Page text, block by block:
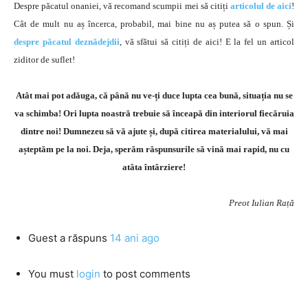
Despre păcatul onaniei, vă recomand scumpii mei să citiți articolul de aici!
Cât de mult nu aș încerca, probabil, mai bine nu aș putea să o spun. Și
despre păcatul deznădejdii, vă sfătui să citiți de aici! E la fel un articol
ziditor de suflet!
Atât mai pot adăuga, că până nu ve-ți duce lupta cea bună, situația nu se
va schimba! Ori lupta noastră trebuie să înceapă din interiorul fiecăruia
dintre noi! Dumnezeu să vă ajute și, după citirea materialului, vă mai
așteptăm pe la noi. Deja, sperăm răspunsurile să vină mai rapid, nu cu
atâta întârziere!
Preot Iulian Rață
Guest a răspuns 14 ani ago
You must login to post comments